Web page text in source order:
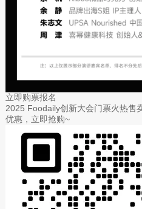
立即购票报名
2025 Foodaily创新大会门票火热售
优惠，立即抢购~